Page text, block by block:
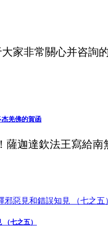
家非常關心并咨詢
羌佛的賀函
迦達欽法王寫給
七之五）